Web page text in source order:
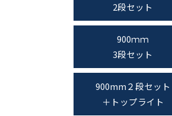
2段セット
900ｍｍ
3段セット
900mm２段セット
＋トップライト